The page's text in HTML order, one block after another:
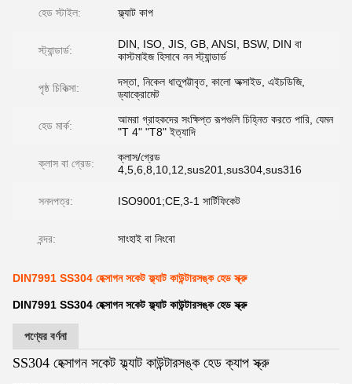
হেড স্টাইল: ফ্ল্যাট কাপ
স্ট্যান্ডার্ড:
DIN, ISO, JIS, GB, ANSI, BSW, DIN বা
কাস্টমাইজ হিসাবে নন স্ট্যান্ডার্ড
পৃষ্ঠ চিকিত্সা:
দস্তা, নিকেল ধাতুপট্টাবৃত, কালো অক্সাইড, এইচডিজি,
ড্যাক্রোমেট
হেড মার্ক:
আমরা গ্রাহকদের সংক্ষিপ্ত রূপগুলি চিহ্নিত করতে পারি, যেমন
"T 4" "T8" ইত্যাদি
ক্লাস বা গ্রেড:
ক্লাস/গ্রেড
4,5,6,8,10,12,sus201,sus304,sus316
সনদপত্র: ISO9001;CE,3-1 সার্টিফিকেট
বন্দর: সাংহাই বা নিংবো
DIN7991 SS304 হেক্সাগন সকেট ফ্ল্যাট কাউন্টারসঙ্ক হেড স্ক্রু
DIN7991 SS304 হেক্সাগন সকেট ফ্ল্যাট কাউন্টারসঙ্ক হেড স্ক্রু
পণ্যের বর্ণনা
SS304 হেক্সাগন সকেট ফ্ল্যাট কাউন্টারসঙ্ক হেড ক্যাপ স্ক্রু